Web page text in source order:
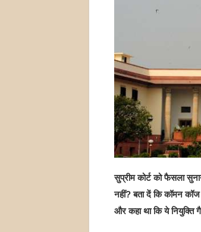
सुप्रीम कोर्ट को फैसला
नहीं? बता दें कि कॉमन कॉज
और कहा था कि ये